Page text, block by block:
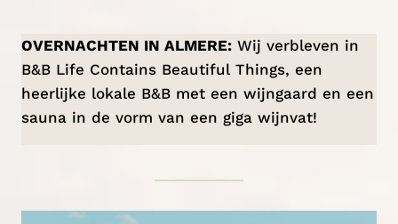
OVERNACHTEN IN ALMERE:Wij verbleven in
B&B Life Contains Beautiful Things, een
heerlijke lokale B&B met een wijngaard en een
sauna in de vorm van een giga wijnvat!